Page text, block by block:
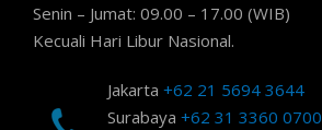
Senin – Jumat: 09.00 – 17.00 (WIB)
Kecuali Hari Libur Nasional.
Jakarta +62 21 5694 3644
Surabaya +62 31 3360 0700